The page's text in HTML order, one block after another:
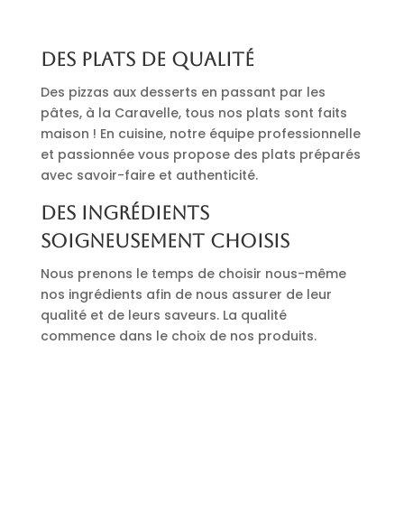
Des plats de qualité
Des pizzas aux desserts en passant par les
pâtes, à la Caravelle, tous nos plats sont faits
maison ! En cuisine, notre équipe professionnelle
et passionnée vous propose des plats préparés
avec savoir-faire et authenticité.
Des ingrédients
soigneusement choisis
Nous prenons le temps de choisir nous-même
nos ingrédients afin de nous assurer de leur
qualité et de leurs saveurs. La qualité
commence dans le choix de nos produits.